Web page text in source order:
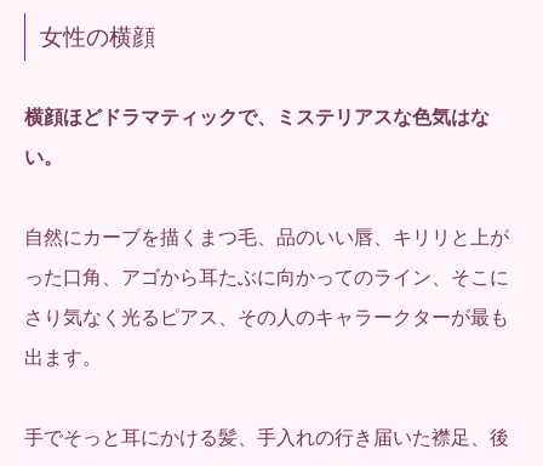
女性の横顔
横顔ほどドラマティックで、ミステリアスな色気はな
い。
自然にカーブを描くまつ毛、品のいい唇、キリリと上が
った口角、アゴから耳たぶに向かってのライン、そこに
さり気なく光るピアス、その人のキャラークターが最も
出ます。
手でそっと耳にかける髪、手入れの行き届いた襟足、後